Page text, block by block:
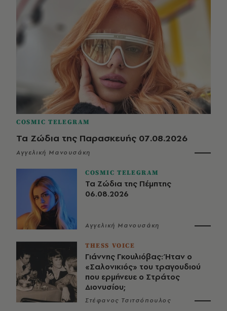
COSMIC TELEGRAM
Τα Ζώδια της Παρασκευής 07.08.2026
Αγγελική Μανουσάκη
COSMIC TELEGRAM
Τα Ζώδια της Πέμπτης
06.08.2026
Αγγελική Μανουσάκη
THESS VOICE
Γιάννης Γκουλιόβας: Ήταν ο
«Σαλονικιός» του τραγουδιού
που ερμήνευε ο Στράτος
Διονυσίου;
Στέφανος Τσιτσόπουλος